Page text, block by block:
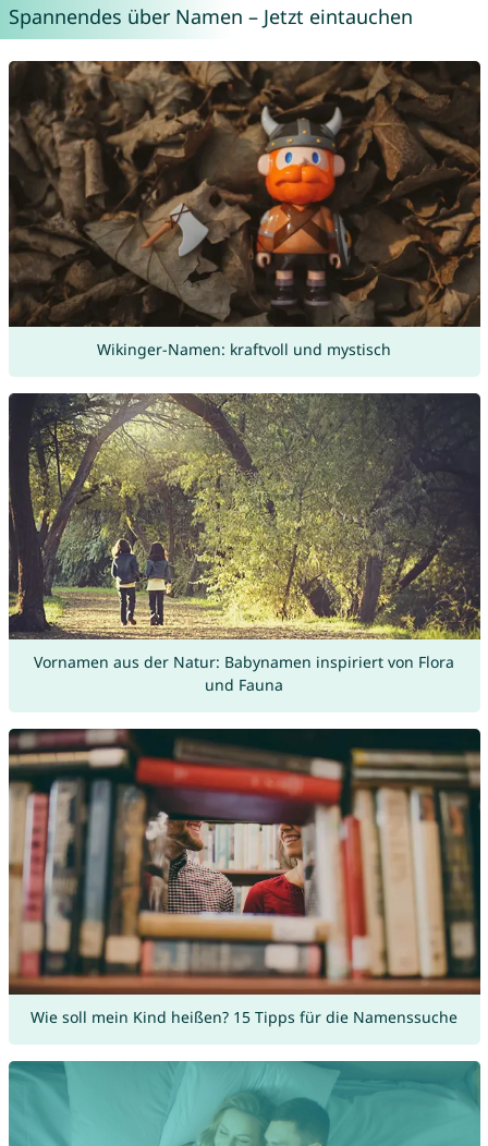
Spannendes über Namen – Jetzt eintauchen
Wikinger-Namen: kraftvoll und mystisch
Vornamen aus der Natur: Babynamen inspiriert von Flora
und Fauna
Wie soll mein Kind heißen? 15 Tipps für die Namenssuche